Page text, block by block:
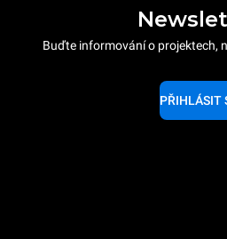
Buďte informování o projektech,
PŘIHLÁSIT